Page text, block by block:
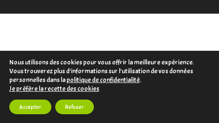
Nous utilisons des cookies pour vous offrir la meilleure expérience.
Vous trouverez plus d'informations sur l'utilisation de vos données
personnelles dans lapolitique de confidentialité.
Je préfère la recette des cookies
Accepter Refuser